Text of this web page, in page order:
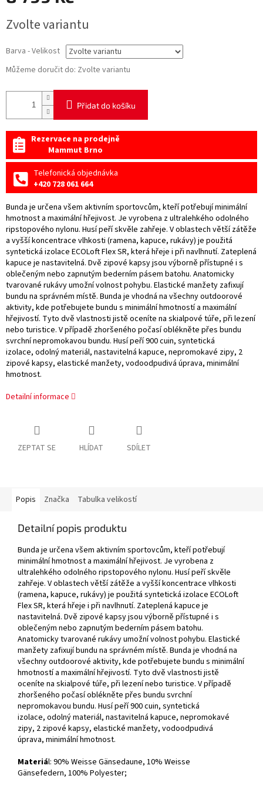
cena:
Zvolte variantu
Barva - Velikost
Můžeme doručit do: Zvolte variantu
Přidat do košíku
Rezervace na prodejně
Mammut Brno
Telefonická objednávka
+420 728 061 664
Bunda je určena všem aktivním sportovcům, kteří potřebují minimální
hmotnost a maximální hřejivost. Je vyrobena z ultralehkého odolného
ripstopového nylonu. Husí peří skvěle zahřeje. V oblastech větší zátěže
a vyšší koncentrace vlhkosti (ramena, kapuce, rukávy) je použitá
syntetická izolace ECOLoft Flex SR, která hřeje i při navlhnutí. Zateplená
kapuce je nastavitelná. Dvě zipové kapsy jsou výborně přístupné i s
oblečeným nebo zapnutým bederním pásem batohu. Anatomicky
tvarované rukávy umožní volnost pohybu. Elastické manžety zafixují
bundu na správném místě. Bunda je vhodná na všechny outdoorové
aktivity, kde potřebujete bundu s minimální hmotností a maximální
hřejivostí. Tyto dvě vlastnosti jistě oceníte na skialpové túře, při lezení
nebo turistice. V případě zhoršeného počasí oblékněte přes bundu
svrchní nepromokavou bundu. Husí peří 900 cuin, syntetická
izolace, odolný materiál, nastavitelná kapuce, nepromokavé zipy, 2
zipové kapsy, elastické manžety, vodoodpudivá úprava, minimální
hmotnost.
Detailní informace
ZEPTAT SE HLÍDAT SDÍLET
Popis Značka Tabulka velikostí
Detailní popis produktu
Bunda je určena všem aktivním sportovcům, kteří potřebují
minimální hmotnost a maximální hřejivost. Je vyrobena z
ultralehkého odolného ripstopového nylonu. Husí peří skvěle
zahřeje. V oblastech větší zátěže a vyšší koncentrace vlhkosti
(ramena, kapuce, rukávy) je použitá syntetická izolace ECOLoft
Flex SR, která hřeje i při navlhnutí. Zateplená kapuce je
nastavitelná. Dvě zipové kapsy jsou výborně přístupné i s
oblečeným nebo zapnutým bederním pásem batohu.
Anatomicky tvarované rukávy umožní volnost pohybu. Elastické
manžety zafixují bundu na správném místě. Bunda je vhodná na
všechny outdoorové aktivity, kde potřebujete bundu s minimální
hmotností a maximální hřejivostí. Tyto dvě vlastnosti jistě
oceníte na skialpové túře, při lezení nebo turistice. V případě
zhoršeného počasí oblékněte přes bundu svrchní
nepromokavou bundu. Husí peří 900 cuin, syntetická
izolace, odolný materiál, nastavitelná kapuce, nepromokavé
zipy, 2 zipové kapsy, elastické manžety, vodoodpudivá
úprava, minimální hmotnost.
Materiál: 90% Weisse Gänsedaune, 10% Weisse
Gänsefedern, 100% Polyester;